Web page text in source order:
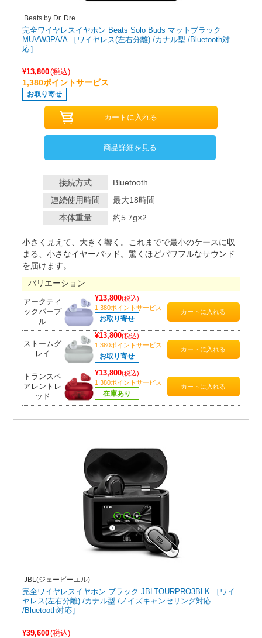
Beats by Dr. Dre
完全ワイヤレスイヤホン Beats Solo Buds マットブラック
MUVW3PA/A ［ワイヤレス(左右分離) /カナル型 /Bluetooth対
応］
¥13,800(税込)
1,380ポイントサービス
お取り寄せ
商品詳細を見る
接続方式
Bluetooth
連続使用時間
最大18時間
本体重量
約5.7g×2
小さく見えて、大きく響く。これまでで最小のケースに収
まる、小さなイヤーバッド。驚くほどパワフルなサウンド
を届けます。
バリエーション
アークティ
ックパープ
ル
¥13,800(税込)
1,380ポイントサービス
お取り寄せ
ストームグ
レイ
¥13,800(税込)
1,380ポイントサービス
お取り寄せ
トランスペ
アレントレ
ッド
¥13,800(税込)
1,380ポイントサービス
在庫あり
JBL(ジェービーエル)
完全ワイヤレスイヤホン ブラック JBLTOURPRO3BLK ［ワイ
ヤレス(左右分離) /カナル型 /ノイズキャンセリング対応
/Bluetooth対応］
¥39,600(税込)